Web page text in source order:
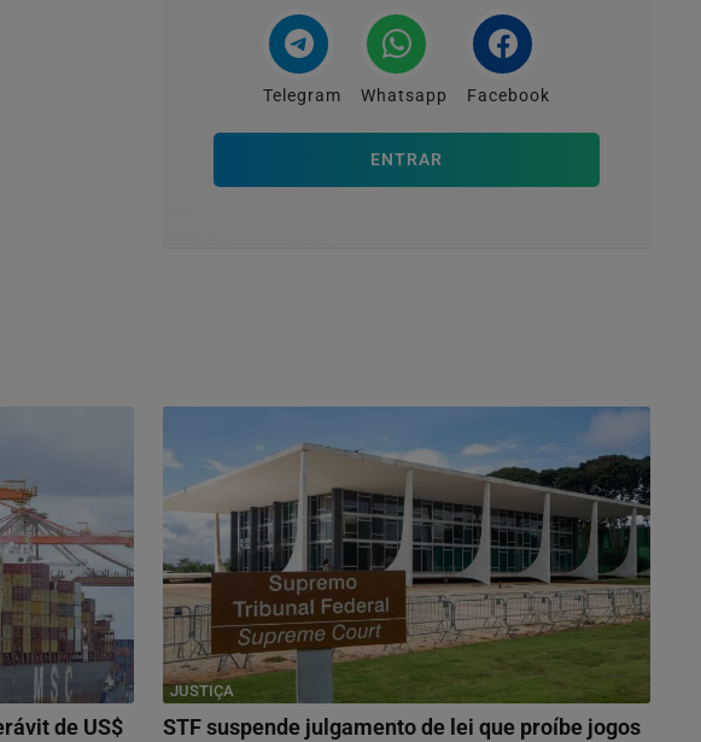
Telegram Whatsapp Facebook
ENTRAR
de US$
JUSTIÇA
STF suspende julgamento de lei que proíbe jogos